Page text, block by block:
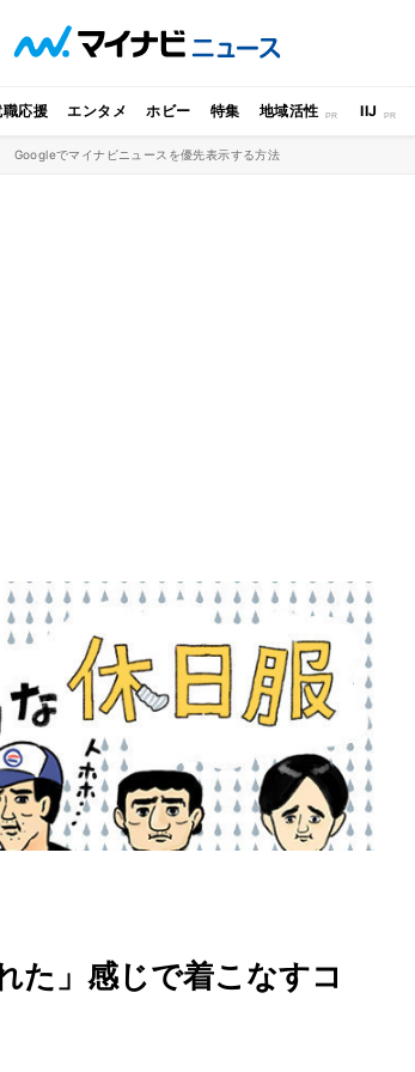
職応援 エンタメ ホビー 特集 地域活性 IIJ
Googleでマイナビニュースを優先表示する方法
た」感じで着こなすコ